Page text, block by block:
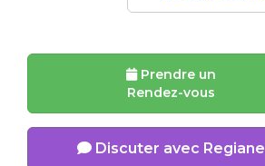
Prendre un
Rendez-vous
Discuter avec Regiane